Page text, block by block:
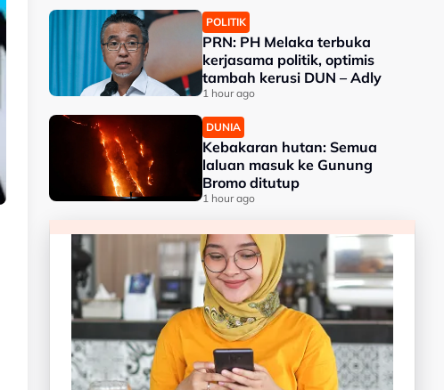
POLITIK
PRN: PH Melaka terbuka
kerjasama politik, optimis
tambah kerusi DUN – Adly
1 hour ago
DUNIA
Kebakaran hutan: Semua
laluan masuk ke Gunung
Bromo ditutup
1 hour ago